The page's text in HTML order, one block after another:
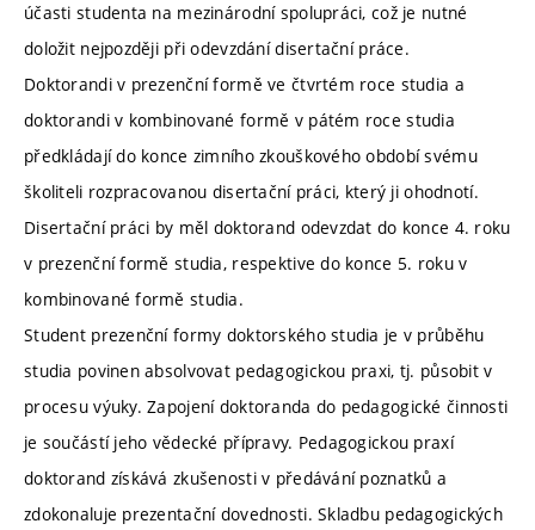
účasti studenta na mezinárodní spolupráci, což je nutné
doložit nejpozději při odevzdání disertační práce.
Doktorandi v prezenční formě ve čtvrtém roce studia a
doktorandi v kombinované formě v pátém roce studia
předkládají do konce zimního zkouškového období svému
školiteli rozpracovanou disertační práci, který ji ohodnotí.
Disertační práci by měl doktorand odevzdat do konce 4. roku
v prezenční formě studia, respektive do konce 5. roku v
kombinované formě studia.
Student prezenční formy doktorského studia je v průběhu
studia povinen absolvovat pedagogickou praxi, tj. působit v
procesu výuky. Zapojení doktoranda do pedagogické činnosti
je součástí jeho vědecké přípravy. Pedagogickou praxí
doktorand získává zkušenosti v předávání poznatků a
zdokonaluje prezentační dovednosti. Skladbu pedagogických